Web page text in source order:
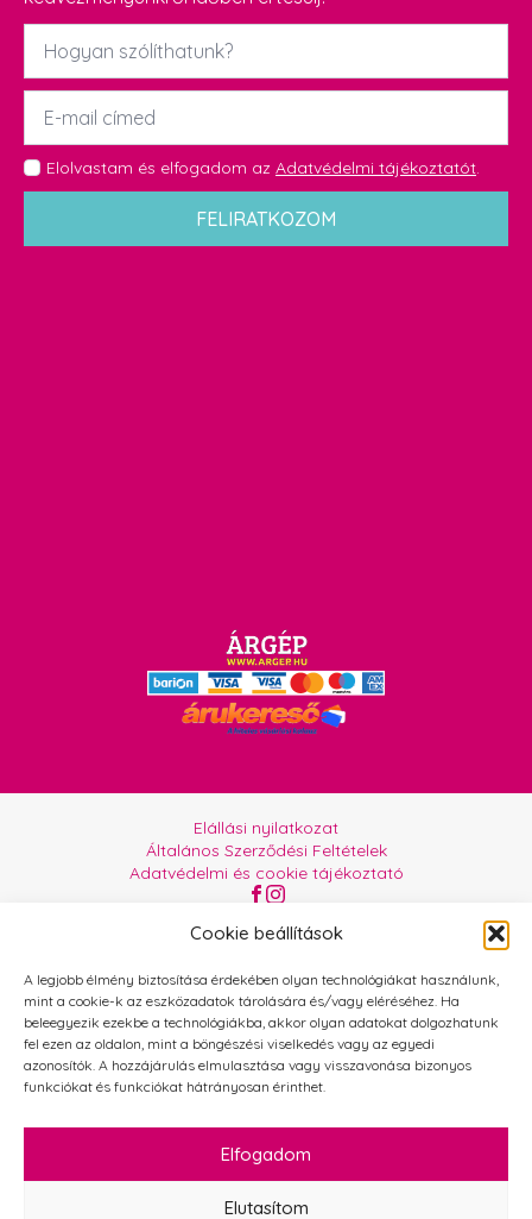
Cookie beállítások
A legjobb élmény biztosítása érdekében olyan technológiákat használunk,
mint a cookie-k az eszközadatok tárolására és/vagy eléréséhez. Ha
beleegyezik ezekbe a technológiákba, akkor olyan adatokat dolgozhatunk
fel ezen az oldalon, mint a böngészési viselkedés vagy az egyedi
azonosítók. A hozzájárulás elmulasztása vagy visszavonása bizonyos
funkciókat és funkciókat hátrányosan érinthet.
Elfogadom
Elutasítom
Név
Email
GDPR
*
Elolvastam és elfogadom az Adatvédelmi tájékoztatót.
FELIRATKOZOM
Elállási nyilatkozat
Általános Szerződési Feltételek
Adatvédelmi és cookie tájékoztató